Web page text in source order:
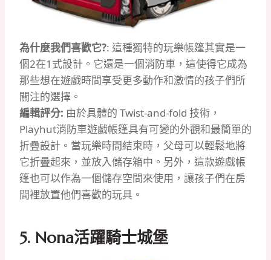
為什麼我們喜歡它?: 這種獨特的玩樂帳篷其實是一
個2在1式設計。它還是一個消防車，這使得它成為
那些想在遊戲時間享受更多動作和激情的孩子們所
關注的選擇。
編輯評分: 由於具體的 Twist-and-fold 技術，
Playhut消防車遊戲帳篷具有可變的外觀和最簡單的
折疊設計。當玩樂時間結束時，父母可以輕鬆地將
它折疊起來，並放入儲存箱中。另外，這款遊戲帳
篷也可以作為一個儲存空間來使用，讓孩子們在房
間裡放置他們喜歡的玩具。
5. Nona活躍騎士城堡